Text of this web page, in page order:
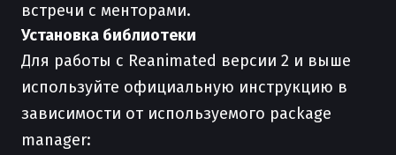
встречи с менторами.
Установка библиотеки
Для работы с Reanimated версии 2 и выше
используйте официальную инструкцию в
зависимости от используемого package
manager: